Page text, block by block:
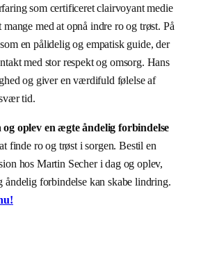
som certificeret clairvoyant medie
med at opnå indre ro og trøst. På
en pålidelig og empatisk guide, der
med stor respekt og omsorg. Hans
og giver en værdifuld følelse af
tid.
og oplev en ægte åndelig forbindelse
finde ro og trøst i sorgen. Bestil en
hos Martin Secher i dag og oplev,
forbindelse kan skabe lindring.